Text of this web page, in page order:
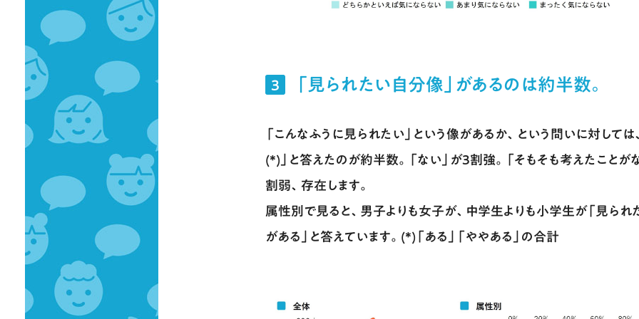
3 「見られたい自分像」があるのは約半数。
「こんなふうに見られたい」という像があるか、という問いに対しては
(*)」と答えたのが約半数。「ない」が3割強。「そもそも考えたことが
割弱、存在します。
属性別で見ると、男子よりも女子が、中学生よりも小学生が「見られ
がある」と答えています。(*)「ある」「ややある」の合計